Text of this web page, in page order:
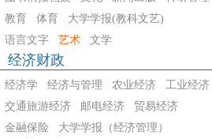
教育
体育
大学学报(教科文艺)
语言文字
艺术 文学
经济财政
经济学 经济与管理 农业经济
工业经济
交通旅游经济
邮电经济
贸易经济
金融保险
大学学报（经济管理）